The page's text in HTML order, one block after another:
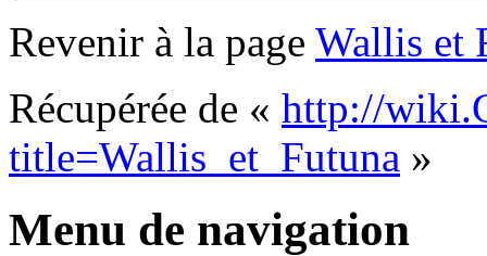
Revenir à la page Wallis et
Récupérée de « http://
title=Wallis_et_Futuna »
Menu de navigation